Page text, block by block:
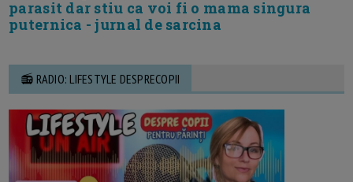
parasit dar stiu ca voi fi o mama singura
puternica - jurnal de sarcina
📻 RADIO: LIFESTYLE DESPRECOPII